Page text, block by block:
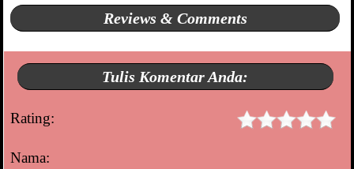
Reviews & Comments
Tulis Komentar Anda:
Rating:
Nama: